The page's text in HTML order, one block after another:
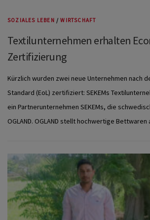
SOZIALES LEBEN /WIRTSCHAFT
Textilunternehmen erhalten
Zertifizierung
Kürzlich wurden zwei neue Unternehmen nach
Standard (EoL) zertifiziert: SEKEMs
ein Partnerunternehmen SEKEMs, die
OGLAND. OGLAND stellt hochwertige Bettwaren